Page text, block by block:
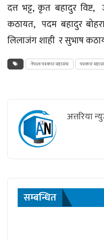
दत्त भट्ट, कृत बहादुर
कठायत, पदम बहादुर
लिलाजंगशाही रसुभाष
नेपाल पत्रकार महासंघ पत्रकार
अत्तरिया
सम्बन्धित